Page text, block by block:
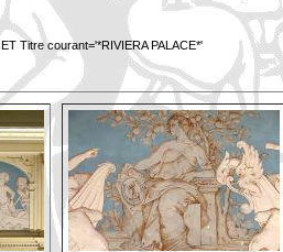
ET Titre courant='*RIVIERA PALACE*'